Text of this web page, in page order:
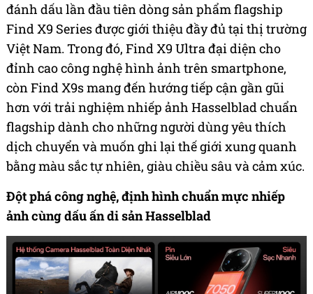
đánh dấu lần đầu tiên dòng sản phẩm flagship
Find X9 Series được giới thiệu đầy đủ tại thị trường
Việt Nam. Trong đó, Find X9 Ultra đại diện cho
đỉnh cao công nghệ hình ảnh trên smartphone,
còn Find X9s mang đến hướng tiếp cận gần gũi
hơn với trải nghiệm nhiếp ảnh Hasselblad chuẩn
flagship dành cho những người dùng yêu thích
dịch chuyển và muốn ghi lại thế giới xung quanh
bằng màu sắc tự nhiên, giàu chiều sâu và cảm xúc.
Đột phá công nghệ, định hình chuẩn mực nhiếp
ảnh cùng dấu ấn di sản Hasselblad